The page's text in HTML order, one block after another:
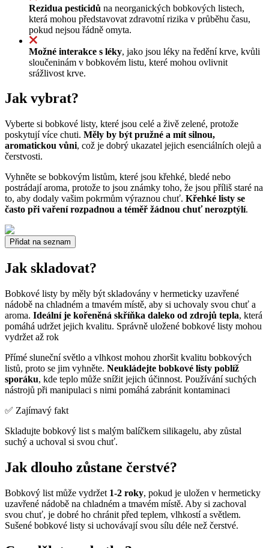
Rezidua pesticidů na neorganických bobkových listech,
která mohou představovat zdravotní rizika v průběhu času,
pokud nejsou řádně omyta.
Možné interakce s léky, jako jsou léky na ředění krve, kvůli
sloučeninám v bobkovém listu, které mohou ovlivnit
srážlivost krve.
Jak vybrat?
Vyberte si bobkové listy, které jsou celé a živě zelené, protože
poskytují více chuti. Měly by být pružné a mít silnou,
aromatickou vůni, což je dobrý ukazatel jejich esenciálních olejů a
čerstvosti.
Vyhněte se bobkovým listům, které jsou křehké, bledé nebo
postrádají aroma, protože to jsou známky toho, že jsou příliš staré na
to, aby dodaly vašim pokrmům výraznou chuť. Křehké listy se
často při vaření rozpadnou a téměř žádnou chuť nerozptýlí.
Přidat na seznam
Jak skladovat?
Bobkové listy by měly být skladovány v hermeticky uzavřené
nádobě na chladném a tmavém místě, aby si uchovaly svou chuť a
aroma. Ideální je kořeněná skříňka daleko od zdrojů tepla, která
pomáhá udržet jejich kvalitu. Správně uložené bobkové listy mohou
vydržet až rok
Přímé sluneční světlo a vlhkost mohou zhoršit kvalitu bobkových
listů, proto se jim vyhněte. Neukládejte bobkové listy poblíž
sporáku, kde teplo může snížit jejich účinnost. Používání suchých
nástrojů při manipulaci s nimi pomáhá zabránit kontaminaci
✅ Zajímavý fakt
Skladujte bobkový list s malým balíčkem silikagelu, aby zůstal
suchý a uchoval si svou chuť.
Jak dlouho zůstane čerstvé?
Bobkový list může vydržet 1-2 roky, pokud je uložen v hermeticky
uzavřené nádobě na chladném a tmavém místě. Aby si zachoval
svou chuť, je dobré ho chránit před teplem, vlhkostí a světlem.
Sušené bobkové listy si uchovávají svou sílu déle než čerstvé.